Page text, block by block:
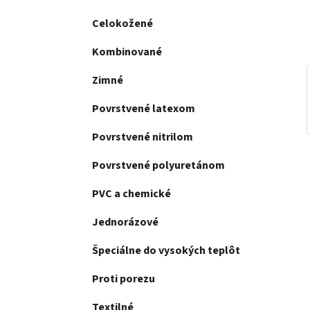
Celokožené
Kombinované
Zimné
Povrstvené latexom
Povrstvené nitrilom
Povrstvené polyuretánom
PVC a chemické
Jednorázové
Špeciálne do vysokých teplôt
Proti porezu